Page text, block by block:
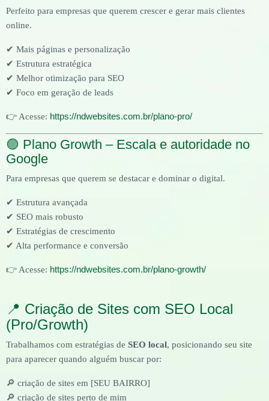
Perfeito para empresas que querem crescer e gerar mais clientes
online.
✔ Mais páginas e personalização
✔ Estrutura estratégica
✔ Melhor otimização para SEO
✔ Foco em geração de leads
👉 Acesse: https://ndwebsites.com.br/plano-pro/
🟣 Plano Growth – Escala e autoridade no
Google
Para empresas que querem se destacar e dominar o digital.
✔ Estrutura avançada
✔ SEO mais robusto
✔ Estratégias de crescimento
✔ Alta performance e conversão
👉 Acesse: https://ndwebsites.com.br/plano-growth/
📍 Criação de Sites com SEO Local
(Pro/Growth)
Trabalhamos com estratégias de SEO local, posicionando seu site
para aparecer quando alguém buscar por:
🔎 criação de sites em [SEU BAIRRO]
🔎 criação de sites perto de mim